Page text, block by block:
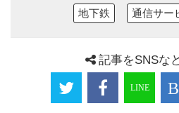
地下鉄 通信サー
記事をSNSな